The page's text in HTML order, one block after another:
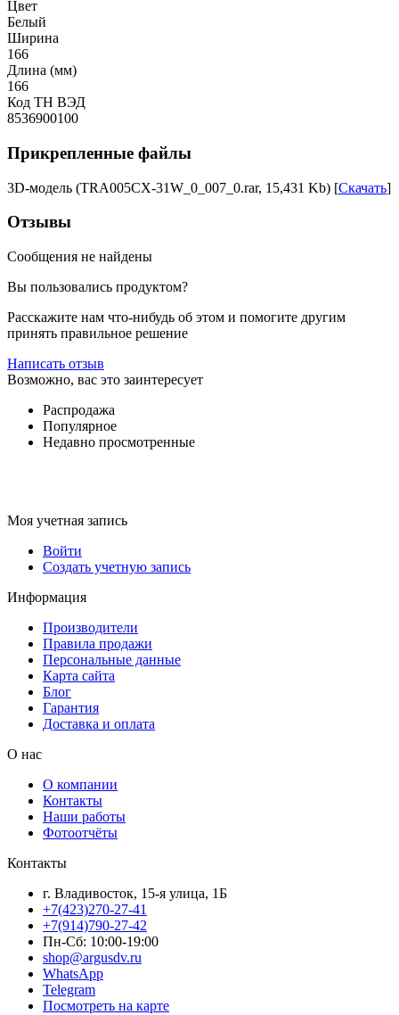
Цвет
Белый
Ширина
166
Длина (мм)
166
Код ТН ВЭД
8536900100
Прикрепленные файлы
3D-модель (TRA005CX-31W_0_007_0.rar, 15,431 Kb) [Скачать]
Отзывы
Сообщения не найдены
Вы пользовались продуктом?
Расскажите нам что-нибудь об этом и помогите другим
принять правильное решение
Написать отзыв
Возможно, вас это заинтересует
Распродажа
Популярное
Недавно просмотренные
Моя учетная запись
Войти
Создать учетную запись
Информация
Производители
Правила продажи
Персональные данные
Карта сайта
Блог
Гарантия
Доставка и оплата
О нас
О компании
Контакты
Наши работы
Фотоотчёты
Контакты
г. Владивосток, 15-я улица, 1Б
+7(423)270-27-41
+7(914)790-27-42
Пн-Сб: 10:00-19:00
shop@argusdv.ru
WhatsApp
Telegram
Посмотреть на карте